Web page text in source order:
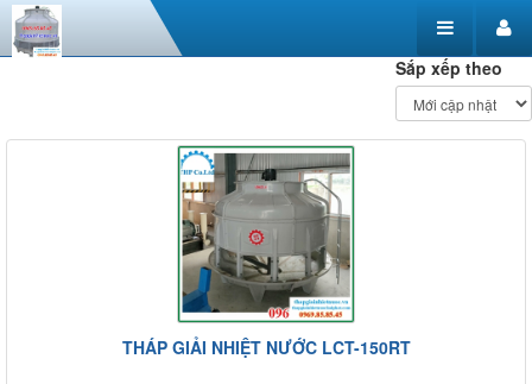
Sắp xếp theo
THÁP GIẢI NHIỆT NƯỚC LCT-150RT